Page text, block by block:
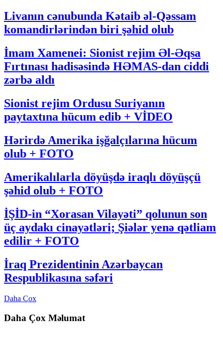
Livanın cənubunda Kətaib əl-Qəssam
komandirlərindən biri şəhid olub
İmam Xamenei: Sionist rejim Əl-Əqsa
Fırtınası hadisəsində HƏMAS-dan ciddi
zərbə aldı
Sionist rejim Ordusu Suriyanın
paytaxtına hücum edib + VİDEO
Hərirdə Amerika işğalçılarına hücum
olub + FOTO
Amerikalılarla döyüşdə iraqlı döyüşçü
şəhid olub + FOTO
İŞİD-in “Xorasan Vilayəti” qolunun son
üç aydakı cinayətləri; Şiələr yenə qətliam
edilir + FOTO
İraq Prezidentinin Azərbaycan
Respublikasına səfəri
Daha Çox
Daha Çox Məlumat